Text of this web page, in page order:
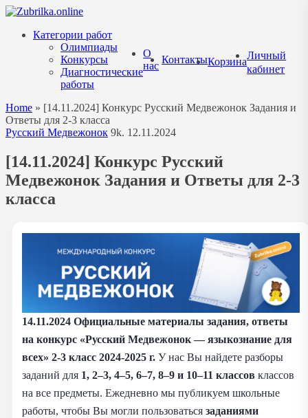
Перейти
содержанию
Категории работ
Олимпиады
Конкурсы
Диагностические
работы
О
нас
КонтактыКорзина
Личный
кабинет
Home » [14.11.2024] Конкурс Русский Медвежонок Задания и
Ответы для 2-3 класса
Русский Медвежонок 9k. 12.11.2024
[14.11.2024] Конкурс Русский
Медвежонок Задания и Ответы для 2-3
класса
14.11.2024 Официальные материалы задания, ответы
на конкурс «Русский Медвежонок — языкознание для
всех» 2-3 класс 2024-2025 г. У нас Вы найдете разборы
заданий для 1, 2–3, 4–5, 6–7, 8–9 и 10–11 классов классов
на все предметы. Ежедневно мы публикуем школьные
работы, чтобы Вы могли пользоваться заданиями